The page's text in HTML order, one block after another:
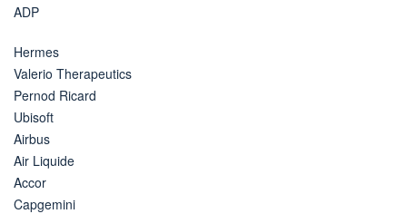
ADP
Hermes
Valerio Therapeutics
Pernod Ricard
Ubisoft
Airbus
Air Liquide
Accor
Capgemini